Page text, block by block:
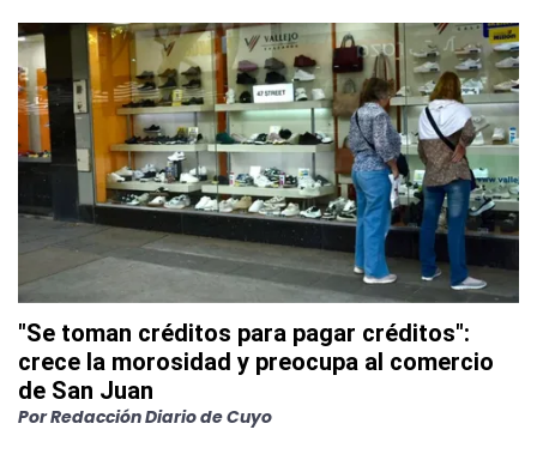
"Se toman créditos para pagar créditos":
crece la morosidad y preocupa al comercio
de San Juan
PorRedacción Diario de Cuyo